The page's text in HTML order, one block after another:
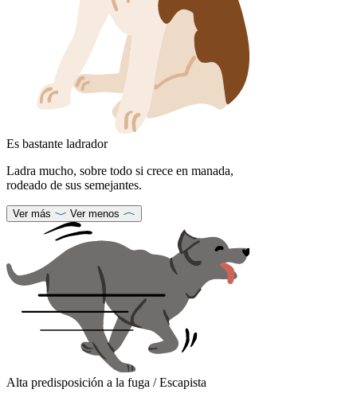
Es bastante ladrador
Ladra mucho, sobre todo si crece en manada,
rodeado de sus semejantes.
Ver más Ver menos
Alta predisposición a la fuga / Escapista